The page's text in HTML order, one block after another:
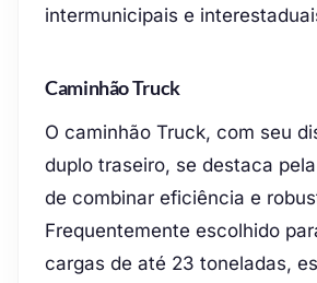
intermunicipais e
Caminhão Truck
O caminhão Truck, com seu
duplo traseiro, se destaca
de combinar eficiência e
Frequentemente escolhido
cargas de até 23 toneladas,